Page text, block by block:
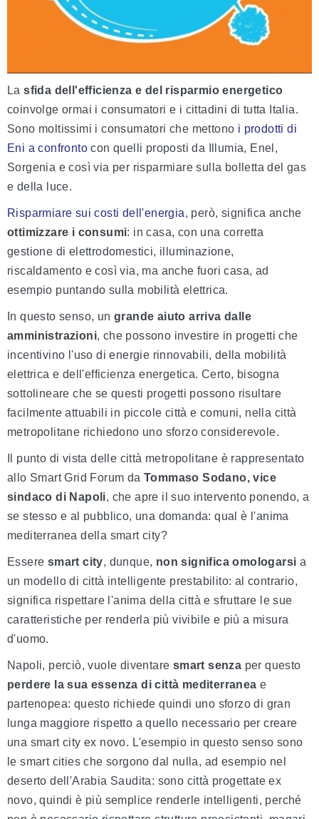
Lasfida dell'efficienza e del risparmio energetico
coinvolge ormai i consumatori e i cittadini di tutta Italia.
Sono moltissimi i consumatori che mettono i prodotti di
Eni a confronto con quelli proposti da Illumia, Enel,
Sorgenia e così via per risparmiare sulla bolletta del gas
e della luce.
Risparmiare sui costi dell'energia, però, significa anche
ottimizzare i consumi: in casa, con una corretta
gestione di elettrodomestici, illuminazione,
riscaldamento e così via, ma anche fuori casa, ad
esempio puntando sulla mobilità elettrica.
In questo senso, un grande aiuto arriva dalle
amministrazioni, che possono investire in progetti che
incentivino l'uso di energie rinnovabili, della mobilità
elettrica e dell'efficienza energetica. Certo, bisogna
sottolineare che se questi progetti possono risultare
facilmente attuabili in piccole città e comuni, nella città
metropolitane richiedono uno sforzo considerevole.
Il punto di vista delle città metropolitane è rappresentato
allo Smart Grid Forum da Tommaso Sodano, vice
sindaco di Napoli, che apre il suo intervento ponendo, a
se stesso e al pubblico, una domanda: qual è l'anima
mediterranea della smart city?
Essere smart city, dunque, non significa omologarsi a
un modello di città intelligente prestabilito: al contrario,
significa rispettare l'anima della città e sfruttare le sue
caratteristiche per renderla più vivibile e più a misura
d'uomo.
Napoli, perciò, vuole diventare smart senza per questo
perdere la sua essenza di città mediterranea e
partenopea: questo richiede quindi uno sforzo di gran
lunga maggiore rispetto a quello necessario per creare
una smart city ex novo. L'esempio in questo senso sono
le smart cities che sorgono dal nulla, ad esempio nel
deserto dell'Arabia Saudita: sono città progettate ex
novo, quindi è più semplice renderle intelligenti, perché